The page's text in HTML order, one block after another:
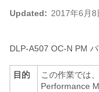
Updated: 2017年6月8
DLP-A507 OC-N PM
目的
この作業では
Performance